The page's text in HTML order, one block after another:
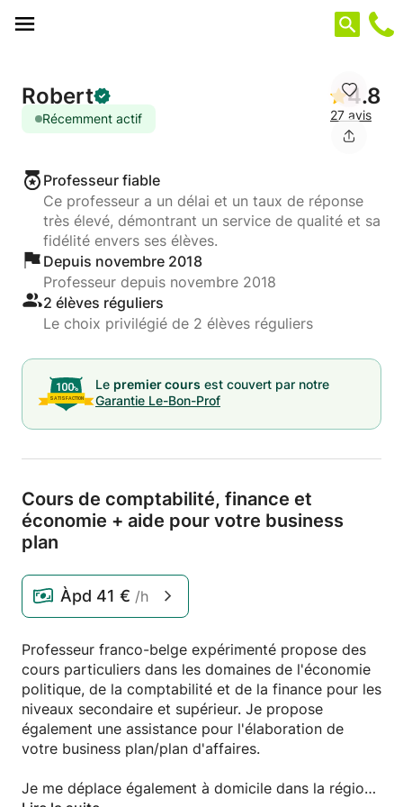
Robert
Récemment actif
4.8
27 avis
Professeur fiable
Ce professeur a un délai et un taux de réponse
très élevé, démontrant un service de qualité et sa
fidélité envers ses élèves.
Depuis novembre 2018
Professeur depuis novembre 2018
2 élèves réguliers
Le choix privilégié de 2 élèves réguliers
Le premier cours est couvert par notre
Garantie Le-Bon-Prof
Cours de comptabilité, finance et
économie + aide pour votre business
plan
Àpd 41 € /h
Professeur franco-belge expérimenté propose des
cours particuliers dans les domaines de l'économie
politique, de la comptabilité et de la finance pour les
niveaux secondaire et supérieur. Je propose
également une assistance pour l'élaboration de
votre business plan/plan d'affaires.
Je me déplace également à domicile dans la région